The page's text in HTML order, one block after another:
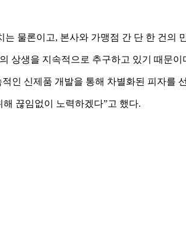
는 물론이고, 본사와 가맹점 간 단 한 건의
상생을 지속적으로 추구하고 있기 때문이
인 신제품 개발을 통해 차별화된 피자를
끊임없이 노력하겠다”고 했다.